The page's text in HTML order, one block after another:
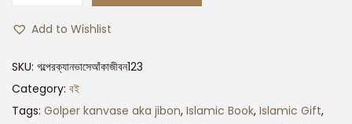
Add to Wishlist
SKU: গল্পেরক্যানভাসেআঁকাজীবন123
Category: বই
Tags: Golper kanvase aka jibon, Islamic Book, Islamic Gift,